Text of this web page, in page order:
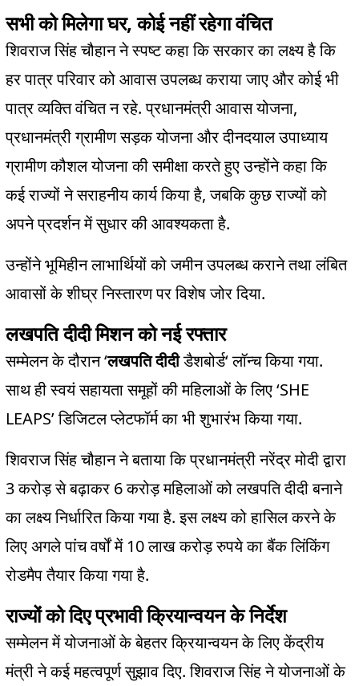
सभी को मिलेगा घर,कोई नहीं रहेगा वंचित
शिवराज सिंह चौहान ने स्पष्ट कहा कि सरकार का लक्ष्य है कि
हर पात्र परिवार को आवास उपलब्ध कराया जाए और कोई भी
पात्र व्यक्ति वंचित न रहे.प्रधानमंत्री आवास योजना,
प्रधानमंत्री ग्रामीण सड़क योजना और दीनदयाल उपाध्याय
ग्रामीण कौशल योजना की समीक्षा करते हुए उन्होंने कहा कि
कई राज्यों ने सराहनीय कार्य किया है,जबकि कुछ राज्यों को
अपने प्रदर्शन में सुधार की आवश्यकता है.
उन्होंने भूमिहीन लाभार्थियों को जमीन उपलब्ध कराने तथा लंबित
आवासों के शीघ्र निस्तारण पर विशेष जोर दिया.
लखपति दीदी मिशन को नई रफ्तार
सम्मेलन के दौरान‘लखपति दीदीडैशबोर्ड‘लॉन्च किया गया.
साथ ही स्वयं सहायता समूहों की महिलाओं के लिए ‘SHE
LEAPS’डिजिटल प्लेटफॉर्म का भी शुभारंभ किया गया.
शिवराज सिंह चौहान ने बताया कि प्रधानमंत्री नरेंद्र मोदी द्वारा
3करोड़ से बढ़ाकर 6करोड़ महिलाओं को लखपति दीदी बनाने
का लक्ष्य निर्धारित किया गया है.इस लक्ष्य को हासिल करने के
लिए अगले पांच वर्षों में 10लाख करोड़ रुपये का बैंक लिंकिंग
रोडमैप तैयार किया गया है.
राज्यों को दिए प्रभावी क्रियान्वयन के निर्देश
सम्मेलन में योजनाओं के बेहतर क्रियान्वयन के लिए केंद्रीय
मंत्री ने कई महत्वपूर्ण सुझाव दिए.शिवराज सिंह ने योजनाओं के